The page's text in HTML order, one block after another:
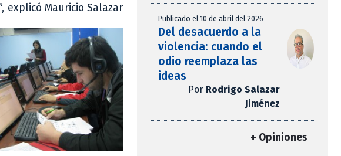
explicó Mauricio Salazar
Publicado el 10 de abril del 2026
Del desacuerdo a la
violencia: cuando el
odio reemplaza las
ideas
Por Rodrigo Salazar
Jiménez
+ Opiniones